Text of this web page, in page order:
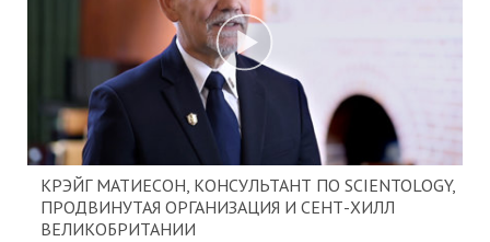
КРЭЙГ МАТИЕСОН, КОНСУЛЬТАНТ ПО SCIENTOLOGY,
ПРОДВИНУТАЯ ОРГАНИЗАЦИЯ И СЕНТ-ХИЛЛ
ВЕЛИКОБРИТАНИИ